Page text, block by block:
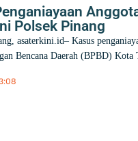
Polsek Pinang
asaterkini.id– Kasus
Bencana Daerah (BPBD)